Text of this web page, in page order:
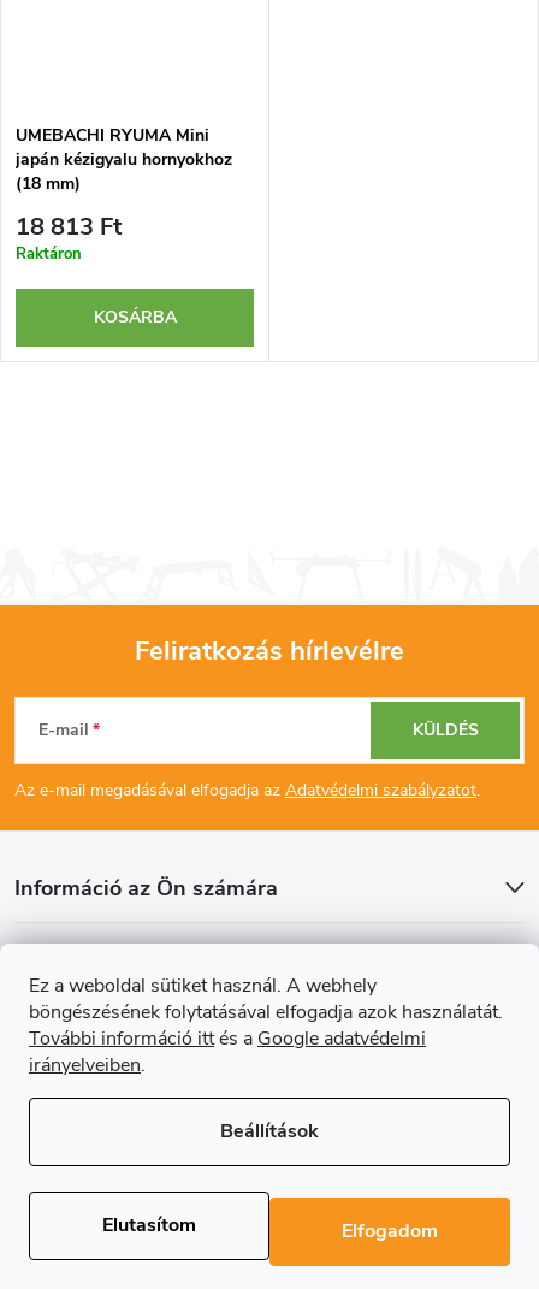
Ez a weboldal sütiket használ. A webhely
böngészésének folytatásával elfogadja azok használatát.
További információ ittés a Google adatvédelmi
irányelveiben.
Beállítások
Elutasítom Elfogadom
UMEBACHI RYUMA Mini
japán kézigyalu hornyokhoz
(18 mm)
18 813 Ft
Raktáron
KOSÁRBA
L
á
b
é
Feliratkozás hírlevélre
E-mail
Az e-mail megadásával elfogadja az Adatvédelmi szabályzatot.
KÜLDÉS
Információ az Ön számára
Online fizetési lehetőséget biztosítunk
Shoptet Premium készítette
Copyright 2026Regals.hu. Minden jog fenntartva.Süti beállítások
szerkesztése